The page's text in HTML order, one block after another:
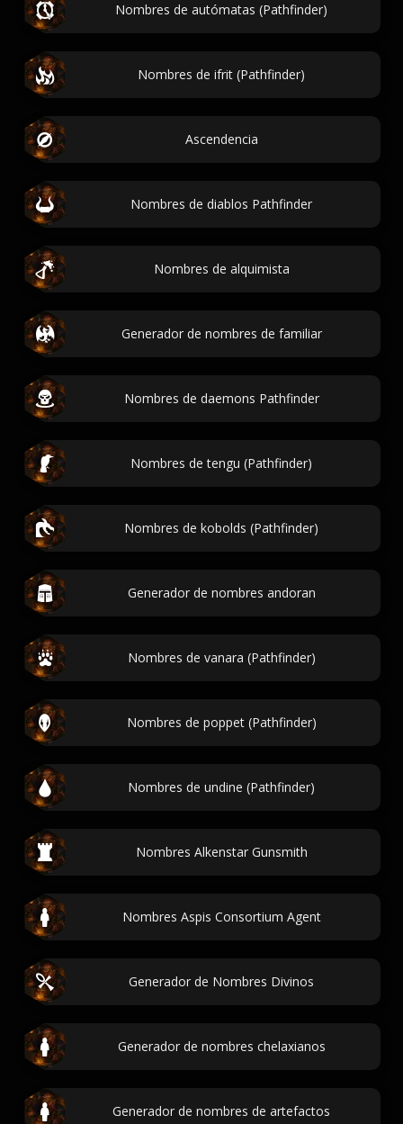
Nombres de autómatas (Pathfinder)
Nombres de ifrit (Pathfinder)
Ascendencia
Nombres de diablos Pathfinder
Nombres de alquimista
Generador de nombres de familiar
Nombres de daemons Pathfinder
Nombres de tengu (Pathfinder)
Nombres de kobolds (Pathfinder)
Generador de nombres andoran
Nombres de vanara (Pathfinder)
Nombres de poppet (Pathfinder)
Nombres de undine (Pathfinder)
Nombres Alkenstar Gunsmith
Nombres Aspis Consortium Agent
Generador de Nombres Divinos
Generador de nombres chelaxianos
Generador de nombres de artefactos